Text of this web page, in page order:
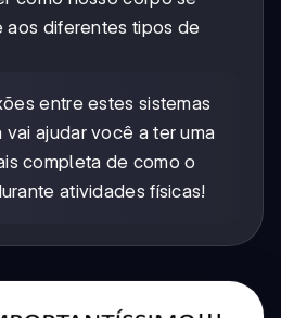
aos diferentes tipos de
entre estes sistemas
ajudar você a ter uma
completa de como o
atividades físicas!